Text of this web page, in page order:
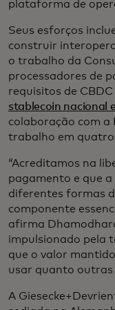
plataforma de
Seus esforços
construir
o trabalho da
processadores de
requisitos de CBDC
stablecoin nacional
colaboração com a
trabalho em
“Acreditamos na
pagamento e que
diferentes formas
componente
afirma
impulsionado pela
que o valor
usar quanto outras
A